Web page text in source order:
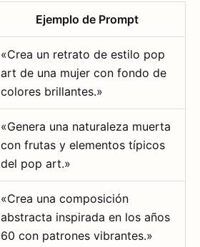
Ejemplo de Prompt
«Crea un retrato de estilo pop
art de una mujer con fondo de
colores brillantes.»
«Genera una naturaleza muerta
con frutas y elementos típicos
del pop art.»
«Crea una composición
abstracta inspirada en los años
60 con patrones vibrantes.»